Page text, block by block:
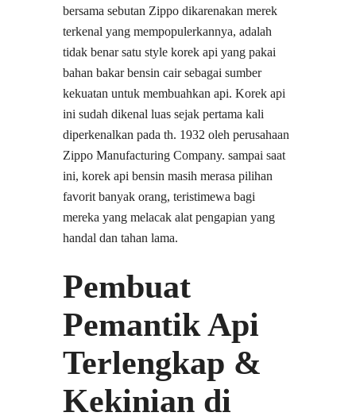
bersama sebutan Zippo dikarenakan merek
terkenal yang mempopulerkannya, adalah
tidak benar satu style korek api yang pakai
bahan bakar bensin cair sebagai sumber
kekuatan untuk membuahkan api. Korek api
ini sudah dikenal luas sejak pertama kali
diperkenalkan pada th. 1932 oleh perusahaan
Zippo Manufacturing Company. sampai saat
ini, korek api bensin masih merasa pilihan
favorit banyak orang, teristimewa bagi
mereka yang melacak alat pengapian yang
handal dan tahan lama.
Pembuat
Pemantik Api
Terlengkap &
Kekinian di